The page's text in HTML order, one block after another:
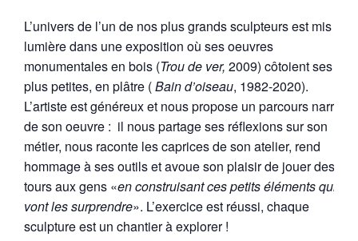
L’univers de l’un de nos plus grands sculpteurs est mis en
lumière dans une exposition où ses oeuvres
monumentales en bois (Trou de ver, 2009) côtoient ses
plus petites, en plâtre (Bain d’oiseau, 1982-2020).
L’artiste est généreux et nous propose un parcours narratif
de son oeuvre : il nous partage ses réflexions sur son
métier, nous raconte les caprices de son atelier, rend
hommage à ses outils et avoue son plaisir de jouer des
tours aux gens «en construisant ces petits éléments qui
vont les surprendre». L’exercice est réussi, chaque
sculpture est un chantier à explorer !